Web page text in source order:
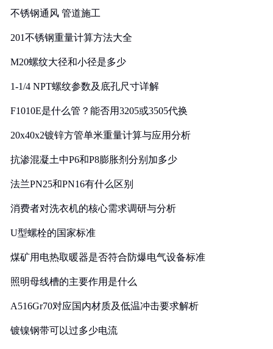
不锈钢通风 管道施工
201不锈钢重量计算方法大全
M20螺纹大径和小径是多少
1-1/4 NPT螺纹参数及底孔尺寸详解
F1010E是什么管？能否用3205或3505代换
20x40x2镀锌方管单米重量计算与应用分析
抗渗混凝土中P6和P8膨胀剂分别加多少
法兰PN25和PN16有什么区别
消费者对洗衣机的核心需求调研与分析
U型螺栓的国家标准
煤矿用电热取暖器是否符合防爆电气设备标准
照明母线槽的主要作用是什么
A516Gr70对应国内材质及低温冲击要求解析
镀镍钢带可以过多少电流